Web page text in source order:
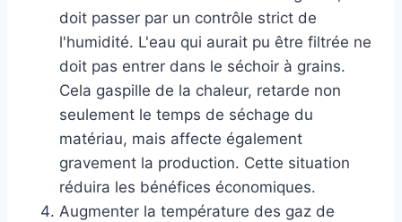
doit passer par un contrôle strict de
l'humidité. L'eau qui aurait pu être filtrée ne
doit pas entrer dans le séchoir à grains.
Cela gaspille de la chaleur, retarde non
seulement le temps de séchage du
matériau, mais affecte également
gravement la production. Cette situation
réduira les bénéfices économiques.
Augmenter la température des gaz de